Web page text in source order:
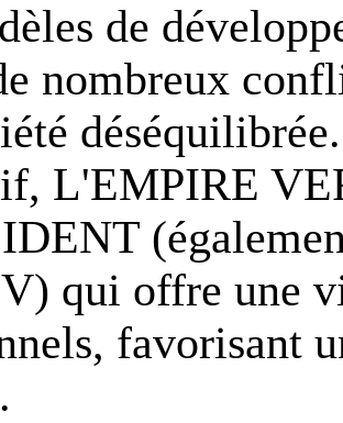
de
nombreux
L'EMPIRE
qui offre une
favorisant